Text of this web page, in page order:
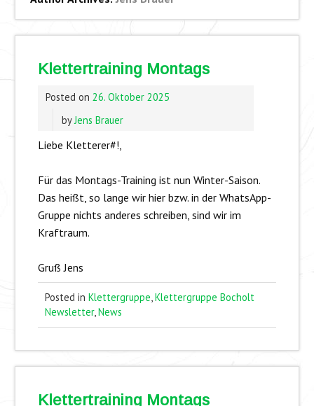
Klettertraining Montags
Posted on 26. Oktober 2025
byJens Brauer
Liebe Kletterer#!,
Für das Montags-Training ist nun Winter-Saison.
Das heißt, so lange wir hier bzw. in der WhatsApp-
Gruppe nichts anderes schreiben, sind wir im
Kraftraum.
Gruß Jens
Posted in Klettergruppe,Klettergruppe Bocholt
Newsletter,News
Klettertraining Montags